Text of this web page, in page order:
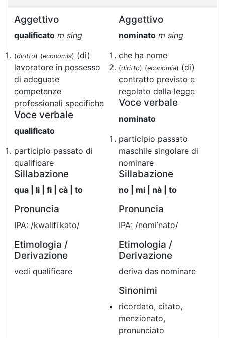
Aggettivo
qualificato m sing
(diritto) (economia) (di)
lavoratore in possesso
di adeguate
competenze
professionali specifiche
Voce verbale
qualificato
participio passato di
qualificare
Sillabazione
qua | li | fi | cà | to
Pronuncia
IPA: /kwalifiˈkato/
Etimologia /
Derivazione
vedi qualificare
Aggettivo
nominato m sing
che ha nome
(diritto) (economia) (di)
contratto previsto e
regolato dalla legge
Voce verbale
nominato
participio passato
maschile singolare di
nominare
Sillabazione
no | mi | nà | to
Pronuncia
IPA: /nomiˈnato/
Etimologia /
Derivazione
deriva das nominare
Sinonimi
ricordato, citato,
menzionato,
pronunciato